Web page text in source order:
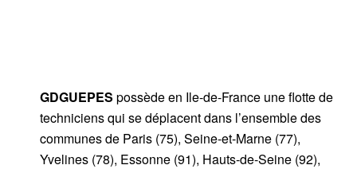
GDGUEPES possède en Ile-de-France une flotte de
techniciens qui se déplacent dans l’ensemble des
communes de Paris (75), Seine-et-Marne (77),
Yvelines (78), Essonne (91), Hauts-de-Seine (92),